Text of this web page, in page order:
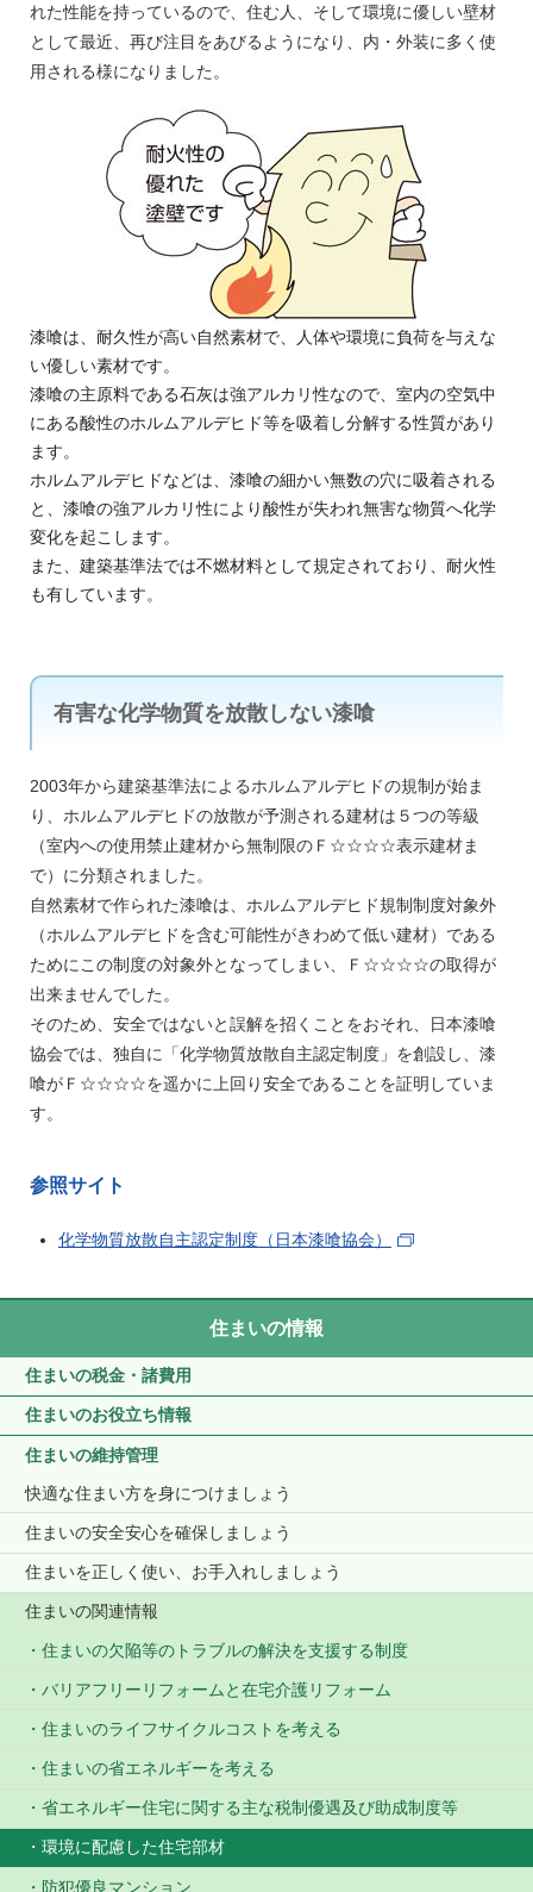
れた性能を持っているので、住む人、そして環境に優しい壁材
として最近、再び注目をあびるようになり、内・外装に多く使
用される様になりました。
漆喰は、耐久性が高い自然素材で、人体や環境に負荷を与えな
い優しい素材です。
漆喰の主原料である石灰は強アルカリ性なので、室内の空気中
にある酸性のホルムアルデヒド等を吸着し分解する性質があり
ます。
ホルムアルデヒドなどは、漆喰の細かい無数の穴に吸着される
と、漆喰の強アルカリ性により酸性が失われ無害な物質へ化学
変化を起こします。
また、建築基準法では不燃材料として規定されており、耐火性
も有しています。
有害な化学物質を放散しない漆喰
2003年から建築基準法によるホルムアルデヒドの規制が始ま
り、ホルムアルデヒドの放散が予測される建材は５つの等級
（室内への使用禁止建材から無制限のＦ☆☆☆☆表示建材ま
で）に分類されました。
自然素材で作られた漆喰は、ホルムアルデヒド規制制度対象外
（ホルムアルデヒドを含む可能性がきわめて低い建材）である
ためにこの制度の対象外となってしまい、Ｆ☆☆☆☆の取得が
出来ませんでした。
そのため、安全ではないと誤解を招くことをおそれ、日本漆喰
協会では、独自に「化学物質放散自主認定制度」を創設し、漆
喰がＦ☆☆☆☆を遥かに上回り安全であることを証明していま
す。
参照サイト
化学物質放散自主認定制度（日本漆喰協会）
住まいの情報
住まいの税金・諸費用
住まいのお役立ち情報
住まいの維持管理
快適な住まい方を身につけましょう
住まいの安全安心を確保しましょう
住まいを正しく使い、お手入れしましょう
住まいの関連情報
住まいの欠陥等のトラブルの解決を支援する制度
バリアフリーリフォームと在宅介護リフォーム
住まいのライフサイクルコストを考える
住まいの省エネルギーを考える
省エネルギー住宅に関する主な税制優遇及び助成制度等
環境に配慮した住宅部材
防犯優良マンション